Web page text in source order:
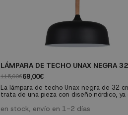
LÁMPARA DE TECHO UNAX NEGRA
115,00€69,00€
La lámpara de techo Unax negra de 32
trata de una pieza con diseño nórdico, ya
acabado de sus materiales, aluminio
en stock, envío en 1-2 días